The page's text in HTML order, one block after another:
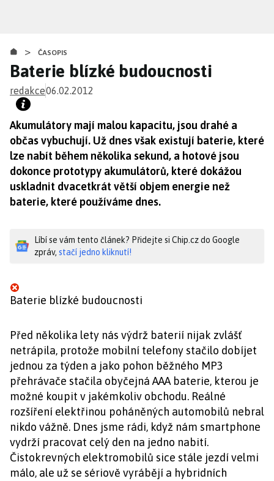
obsahu
> ČASOPIS
Baterie blízké budoucnosti
redakce06.02.2012
Akumulátory mají malou kapacitu, jsou drahé a
občas vybuchují. Už dnes však existují baterie, které
lze nabít během několika sekund, a hotové jsou
dokonce prototypy akumulátorů, které dokážou
uskladnit dvacetkrát větší objem energie než
baterie, které používáme dnes.
Líbí se vám tento článek? Přidejte si Chip.cz do Google
zpráv, stačí jedno kliknutí!
Baterie blízké budoucnosti
Před několika lety nás výdrž baterií nijak zvlášť
netrápila, protože mobilní telefony stačilo dobíjet
jednou za týden a jako pohon běžného MP3
přehrávače stačila obyčejná AAA baterie, kterou je
možné koupit v jakémkoliv obchodu. Reálné
rozšíření elektřinou poháněných automobilů nebral
nikdo vážně. Dnes jsme rádi, když nám smartphone
vydrží pracovat celý den na jedno nabití.
Čistokrevných elektromobilů sice stále jezdí velmi
málo, ale už se sériově vyrábějí a hybridních